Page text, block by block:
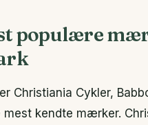
populære
Christiania Cykler,
mest kendte mærker.